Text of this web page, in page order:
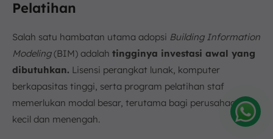
Pelatihan
Salah satu hambatan utama adopsi Building Information
Modeling(BIM) adalah tingginya investasi awal yang
dibutuhkan. Lisensi perangkat lunak, komputer
berkapasitas tinggi, serta program pelatihan staf
memerlukan modal besar, terutama bagi perusahaan
kecil dan menengah.